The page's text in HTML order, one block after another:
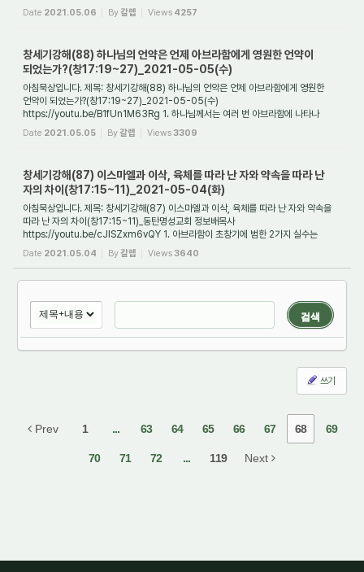
하나님이라는 것을 계시하기 시작...
Date 2021.05.06 By갈렙 Views 4257
창세기강해(88) 하나님의 언약은 언제 아브라함에게 영원한 언약이
되었는가?(창17:19~27)_2021-05-05(수)
아침묵상입니다. 제목: 창세기강해(88) 하나님의 언약은 언제 아브라함에게 영원한
언약이 되었는가?(창17:19~27)_2021-05-05(수)
https://youtu.be/B1fUn1M63Rg 1. 하나님께서는 여러 번 아브라함에 나타나
말씀하셨는데, 언제 처음으로 영원한 언약에 대해 ...
Date 2021.05.05 By갈렙 Views3309
창세기강해(87) 이스마엘과 이삭, 육체를 따라 난 자와 약속을 따라 난
자의 차이(창17:15~11)_2021-05-04(화)
아침묵상입니다. 제목: 창세기강해(87) 이스마엘과 이삭, 육체를 따라 난 자와 약속을
따라 난 자의 차이(창17:15~11)_동탄명성교회 정보배목사
https://youtu.be/cJISZxm6vQY 1. 아브라함이 초창기에 범한 2가지 실수는
무엇이었나요? 아브라함은 처음 부름받...
Date 2021.05.04 By갈렙 Views3640
검색
쓰기
Prev 1 ... 63 64 65 66 67 68 69
70 71 72 ... 119 Next